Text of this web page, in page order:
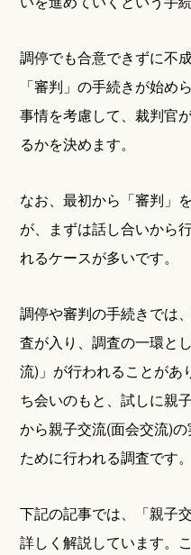
調停でも合意できずに不
「審判」の手続きが始め
事情を考慮して、裁判官
るかを決めます。
なお、最初から「審判」
が、まずは話し合いから
れるケースが多いです。
調停や審判の手続きでは
査が入り、調査の一環と
流)」が行われることがあ
ち会いのもと、試しに親
から親子交流(面会交流)
ために行われる調査です。
下記の記事では、「親子
詳しく解説しています。